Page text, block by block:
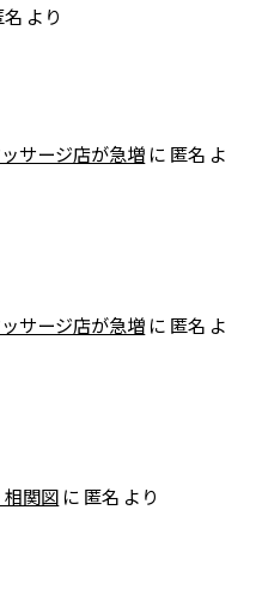
名 より
サージ店が急増 に 匿名 よ
サージ店が急増 に 匿名 よ
相関図 に 匿名 より